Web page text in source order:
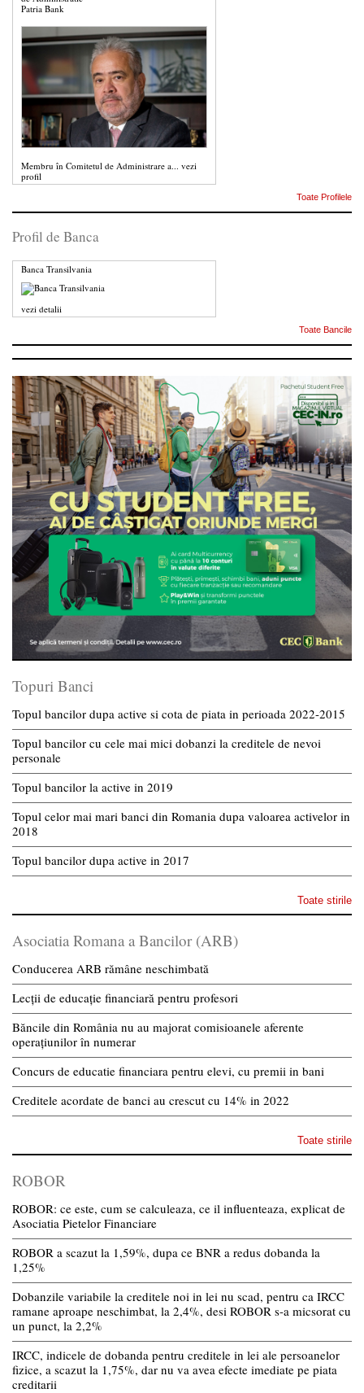
Patria Bank
Membru în Comitetul de Administrare a... vezi
profil
Toate Profilele
Profil de Banca
Banca Transilvania
vezi detalii
Toate Bancile
Topuri Banci
Topul bancilor dupa active si cota de piata in perioada 2022-2015
Topul bancilor cu cele mai mici dobanzi la creditele de nevoi
personale
Topul bancilor la active in 2019
Topul celor mai mari banci din Romania dupa valoarea activelor in
2018
Topul bancilor dupa active in 2017
Toate stirile
Asociatia Romana a Bancilor (ARB)
Conducerea ARB rămâne neschimbată
Lecții de educație financiară pentru profesori
Băncile din România nu au majorat comisioanele aferente
operațiunilor în numerar
Concurs de educatie financiara pentru elevi, cu premii in bani
Creditele acordate de banci au crescut cu 14% in 2022
Toate stirile
ROBOR
ROBOR: ce este, cum se calculeaza, ce il influenteaza, explicat de
Asociatia Pietelor Financiare
ROBOR a scazut la 1,59%, dupa ce BNR a redus dobanda la
1,25%
Dobanzile variabile la creditele noi in lei nu scad, pentru ca IRCC
ramane aproape neschimbat, la 2,4%, desi ROBOR s-a micsorat cu
un punct, la 2,2%
IRCC, indicele de dobanda pentru creditele in lei ale persoanelor
fizice, a scazut la 1,75%, dar nu va avea efecte imediate pe piata
creditarii